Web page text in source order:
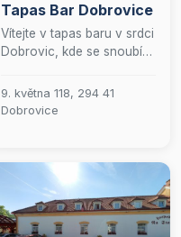
Tapas Bar Dobrovice
Vítejte v tapas baru v srdci
Dobrovic, kde se snoubí
chutě s moderní elegancí.
Přijďte si vychutnat naše
precizností, a dopřejte si
šálek vynikající kávy, která
dokonale doplní váš
gurmánský zážitek.
Těšíme se na vaši
9. května 118, 294 41
Dobrovice